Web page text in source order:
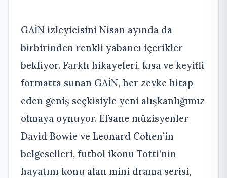
GAİN izleyicisini Nisan ayında da
birbirinden renkli yabancı içerikler
bekliyor. Farklı hikayeleri, kısa ve keyifli
formatta sunan GAİN, her zevke hitap
eden geniş seçkisiyle yeni alışkanlığımız
olmaya oynuyor. Efsane müzisyenler
David Bowie ve Leonard Cohen’in
belgeselleri, futbol ikonu Totti’nin
hayatını konu alan mini drama serisi,